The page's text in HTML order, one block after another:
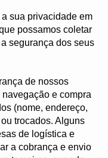
a sua privacidade em
possamos coletar
segurança dos seus
de nossos
e compra
(nome, endereço,
trocados. Alguns
de logística e
a cobrança e envio